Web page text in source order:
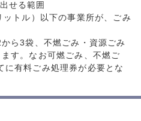
せる範囲
トル）以下の事業所が、ごみ
ら3袋、不燃ごみ・資源ごみ
す。なお可燃ごみ、不燃ご
に有料ごみ処理券が必要とな